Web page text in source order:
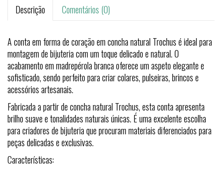
Descrição Comentários (0)
A conta em forma de coração em concha natural Trochus é ideal para
montagem de bijuteria com um toque delicado e natural. O
acabamento em madrepérola branca oferece um aspeto elegante e
sofisticado, sendo perfeito para criar colares, pulseiras, brincos e
acessórios artesanais.
Fabricada a partir de concha natural Trochus, esta conta apresenta
brilho suave e tonalidades naturais únicas. É uma excelente escolha
para criadores de bijuteria que procuram materiais diferenciados para
peças delicadas e exclusivas.
Características: